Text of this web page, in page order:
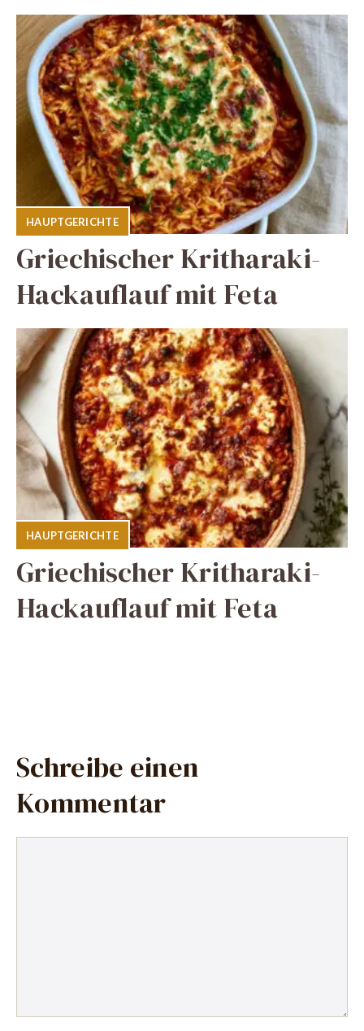
HAUPTGERICHTE
Griechischer Kritharaki-
Hackauflauf mit Feta
HAUPTGERICHTE
Griechischer Kritharaki-
Hackauflauf mit Feta
Schreibe einen
Kommentar